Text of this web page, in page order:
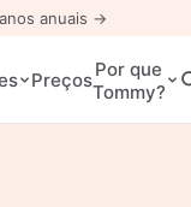
anuais →
PreçosPor que
Tommy?